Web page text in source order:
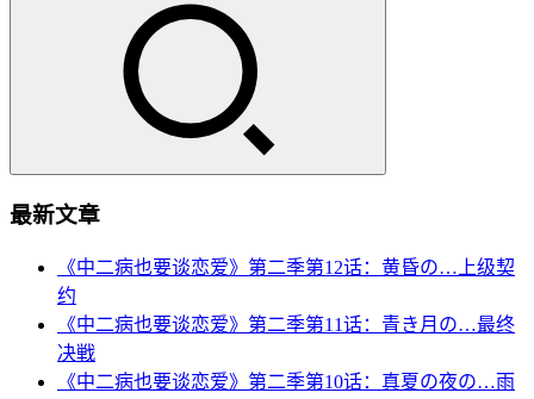
最新文章
《中二病也要谈恋爱》第二季第12话：黄昏の…上级契
约
《中二病也要谈恋爱》第二季第11话：青き月の…最终
决戦
《中二病也要谈恋爱》第二季第10话：真夏の夜の…雨